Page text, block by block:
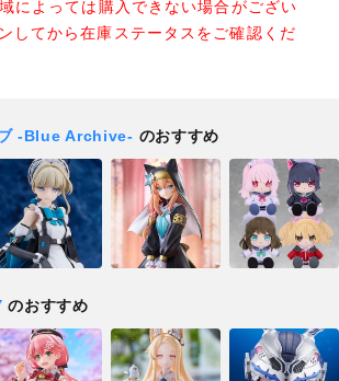
によっては購入できない場合がござい
してから在庫ステータスをご確認くだ
-Blue Archive- のおすすめ
のおすすめ